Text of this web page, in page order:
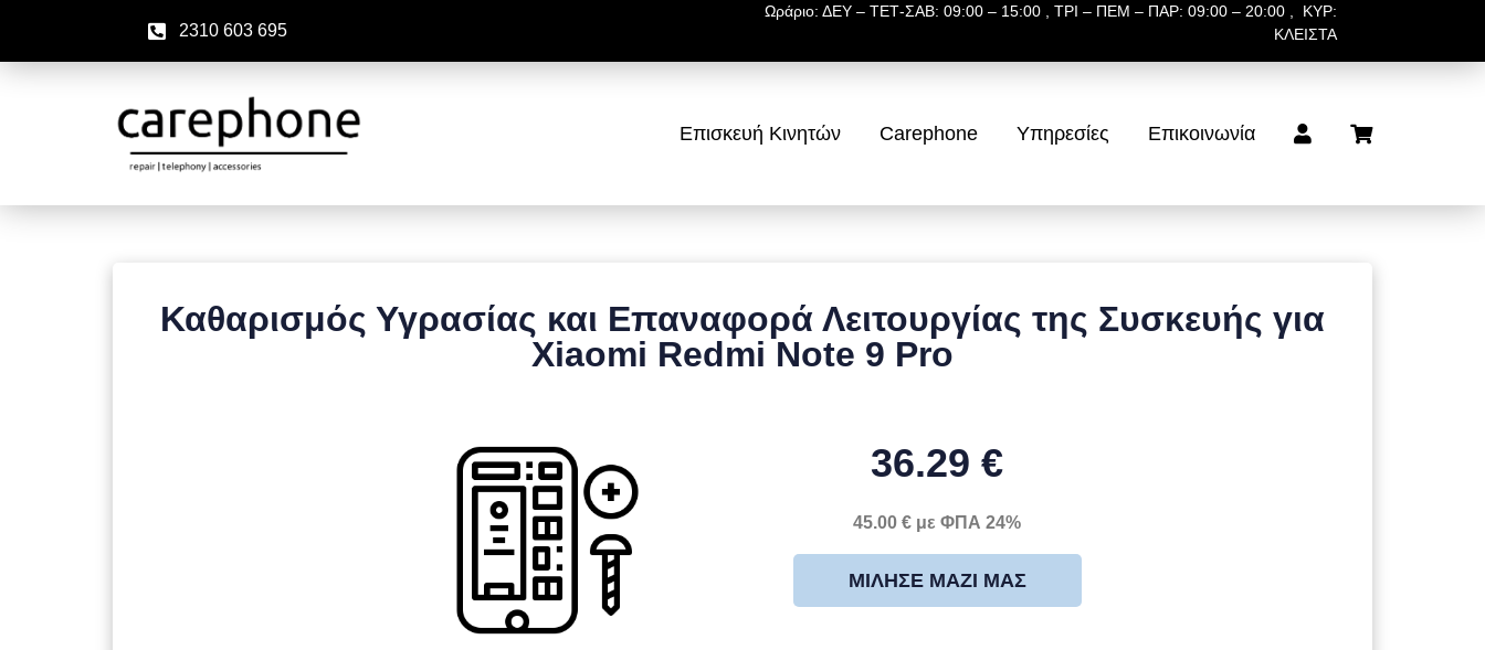
2310 603 695
Ωράριο: ΔΕΥ – ΤΕΤ-ΣΑΒ: 09:00 – 15:00 , ΤΡΙ – ΠΕΜ – ΠΑΡ: 09:00 – 20:00 , ΚΥΡ:
ΚΛΕΙΣΤΑ
Επισκευή Κινητών Carephone Υπηρεσίες Επικοινωνία
Καθαρισμός Υγρασίας και Επαναφορά Λειτουργίας της Συσκευής για
Xiaomi Redmi Note 9 Pro
36.29 €
45.00 € με ΦΠΑ 24%
ΜΊΛΗΣΕ ΜΑΖΊ ΜΑΣ